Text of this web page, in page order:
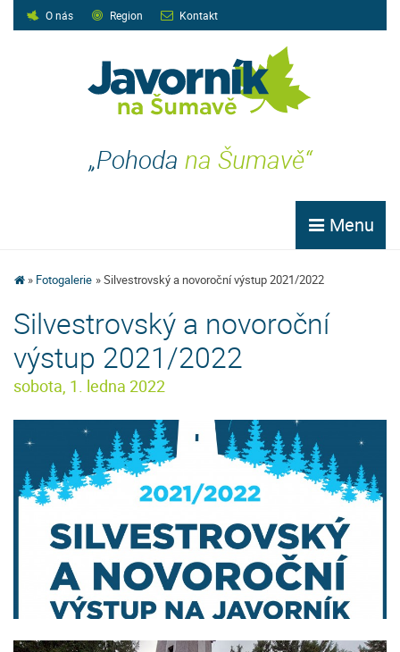
O nás Region Kontakt
„Pohoda na Šumavě“
Menu
Fotogalerie Silvestrovský a novoroční výstup 2021/2022
Silvestrovský a novoroční
výstup 2021/2022
sobota, 1. ledna 2022